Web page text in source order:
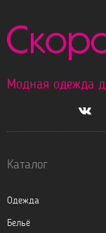
Модная одежда
Каталог
Одежда
Бельё